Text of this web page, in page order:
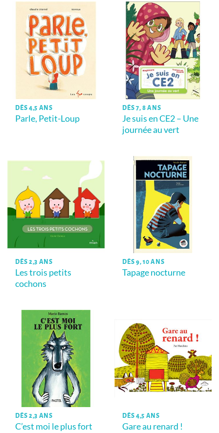
DÈS 4,5 ANS
Parle, Petit-Loup
DÈS 7, 8 ANS
Je suis en CE2 – Une
journée au vert
DÈS 2,3 ANS
Les trois petits
cochons
DÈS 9, 10 ANS
Tapage nocturne
DÈS 2,3 ANS
C’est moi le plus fort
DÈS 4,5 ANS
Gare au renard !